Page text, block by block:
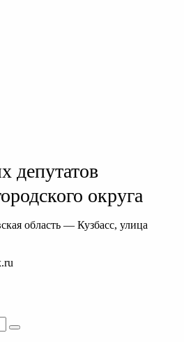
депутатов
округа
область — Кузбасс, улица